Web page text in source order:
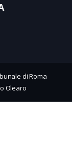
di Roma
Olearo